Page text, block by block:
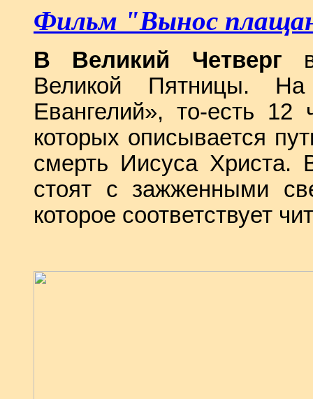
Фильм "Вынос
В Великий Четверг
Великой Пятницы.
Евангелий», то-есть 12
которых описывается
смерть Иисуса Христа.
стоят с зажженными
которое соответствует